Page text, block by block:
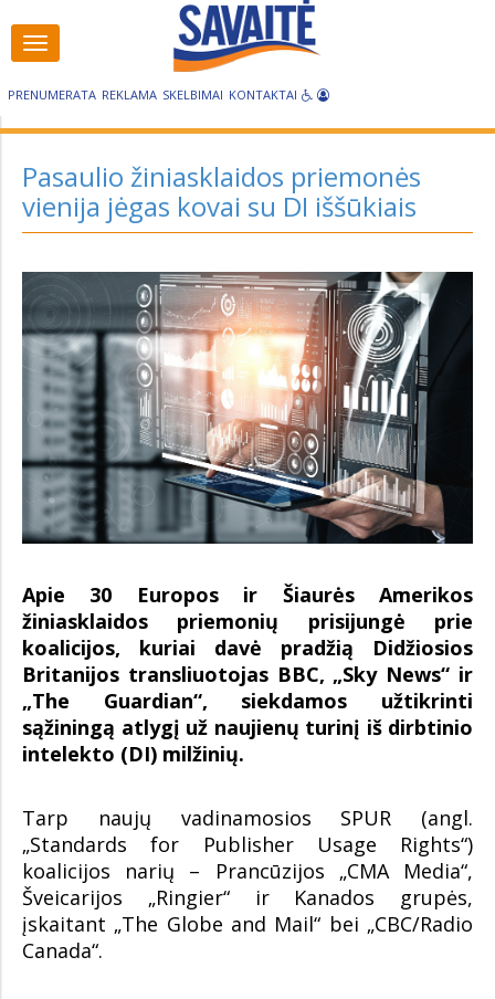
PRENUMERATA REKLAMA SKELBIMAI KONTAKTAI
Visos
kategorijos
Pasaulio žiniasklaidos priemonės
vienija jėgas kovai su DI iššūkiais
Apie 30 Europos ir Šiaurės Amerikos
žiniasklaidos priemonių prisijungė prie
koalicijos, kuriai davė pradžią Didžiosios
Britanijos transliuotojas BBC, „Sky News“ ir
„The Guardian“, siekdamos užtikrinti
sąžiningą atlygį už naujienų turinį iš dirbtinio
intelekto (DI) milžinių.
Tarp naujų vadinamosios SPUR (angl.
„Standards for Publisher Usage Rights“)
koalicijos narių – Prancūzijos „CMA Media“,
Šveicarijos „Ringier“ ir Kanados grupės,
įskaitant „The Globe and Mail“ bei „CBC/Radio
Canada“.
Visos
kategorijos